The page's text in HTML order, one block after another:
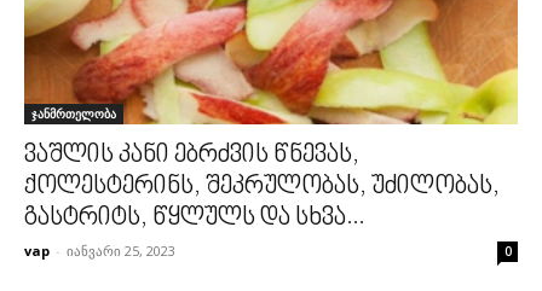
ჯანმრთელობა
ვაშლის კანი ებრძვის წნევას,
ქოლესტერინს, შეკრულობას, უძილობას,
გასტრიტს, წყლულს და სხვა...
vap - იანვარი 25, 2023 0